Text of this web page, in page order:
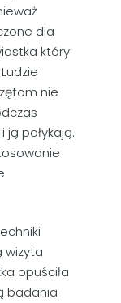
dla
który
nie
ją połykają.
wizyta
opuściła
badania